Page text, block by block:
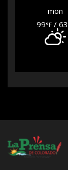
mon
99°F / 63